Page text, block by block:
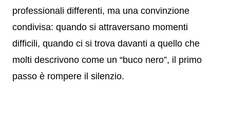
professionali differenti, ma una convinzione
condivisa: quando si attraversano momenti
difficili, quando ci si trova davanti a quello che
molti descrivono come un “buco nero”, il primo
passo è rompere il silenzio.